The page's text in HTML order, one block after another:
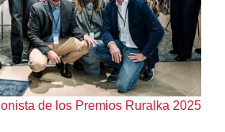
de los Premios Ruralka 2025